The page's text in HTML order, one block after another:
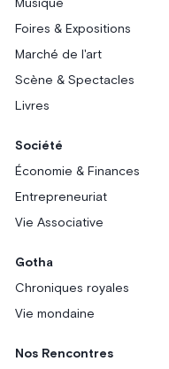
Musique
Foires & Expositions
Marché de l'art
Scène & Spectacles
Livres
Société
Économie & Finances
Entrepreneuriat
Vie Associative
Gotha
Chroniques royales
Vie mondaine
Nos Rencontres